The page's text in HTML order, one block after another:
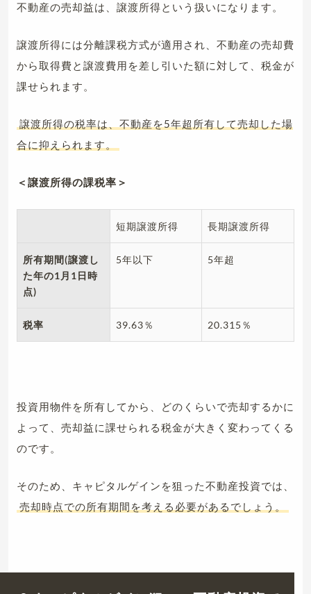
不動産の売却益は、譲渡所得という扱いになります。
譲渡所得には分離課税方式が適用され、不動産の売却費
から取得費と譲渡費用を差し引いた額に対して、税金が
課せられます。
譲渡所得の税率は、不動産を5年超所有して売却した場
合に抑えられます。
＜譲渡所得の課税率＞
短期譲渡所得 長期譲渡所得
所有期間(譲渡し
た年の1月1日時
点)
5年以下 5年超
税率 39.63％ 20.315％
投資用物件を所有してから、どのくらいで売却するかに
よって、売却益に課せられる税金が大きく変わってくる
のです。
そのため、キャピタルゲインを狙った不動産投資では、
売却時点での所有期間を考える必要があるでしょう。